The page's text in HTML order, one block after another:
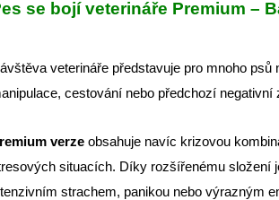
se bojí veterináře Premium –
veterináře představuje pro mnoho
cestování nebo předchozí
verze obsahuje navíc krizovou
situacích. Díky rozšířenému složení
strachem, panikou nebo výrazným